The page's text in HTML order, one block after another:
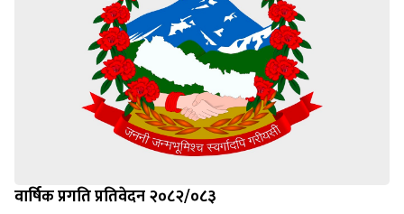
वार्षिक प्रगति प्रतिवेदन २०८२/०८३